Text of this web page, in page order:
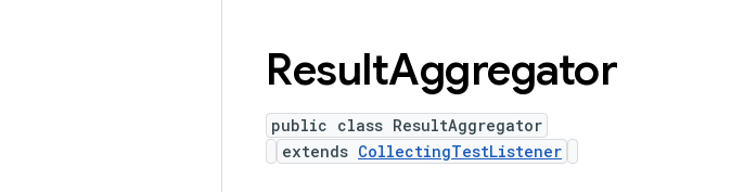
ResultAggregator
public class ResultAggregator
extends CollectingTestListener